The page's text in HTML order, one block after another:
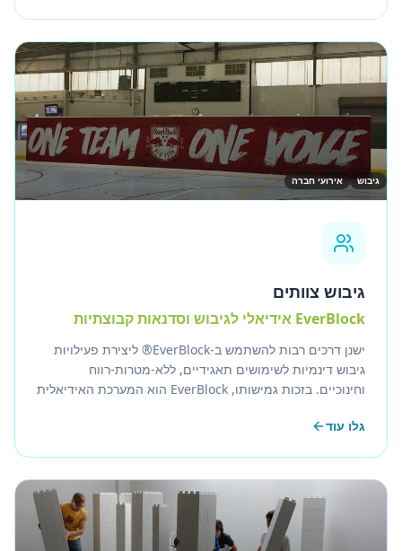
גיבוש אירועי חברה
גיבוש צוותים
EverBlock אידיאלי לגיבוש וסדנאות קבוצתיות
ישנן דרכים רבות להשתמש ב-EverBlock® ליצירת פעילויות
גיבוש דינמיות לשימושים תאגידיים, ללא-מטרות-רווח
וחינוכיים. בזכות גמישותו, EverBlock הוא המערכת האידיאלית
פעולה ויצירת התרגשות.
גלו עוד